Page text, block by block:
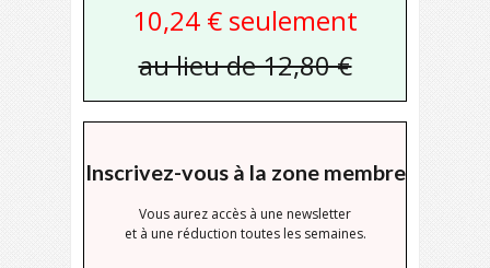
10,24 € seulement
au lieu de 12,80 €
Inscrivez-vous à la zone membre
Vous aurez accès à une newsletter
et à une réduction toutes les semaines.